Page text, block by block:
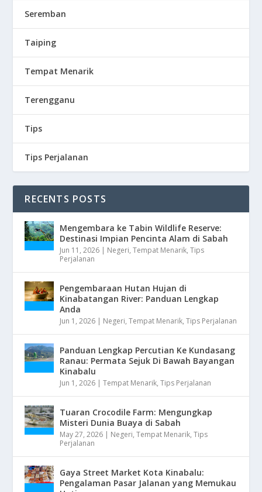
Seremban
Taiping
Tempat Menarik
Terengganu
Tips
Tips Perjalanan
RECENTS POSTS
Mengembara ke Tabin Wildlife Reserve:
Destinasi Impian Pencinta Alam di Sabah
Jun 11, 2026 | Negeri,Tempat Menarik,Tips
Perjalanan
Pengembaraan Hutan Hujan di
Kinabatangan River: Panduan Lengkap
Anda
Jun 1, 2026 | Negeri,Tempat Menarik,Tips Perjalanan
Panduan Lengkap Percutian Ke Kundasang
Ranau: Permata Sejuk Di Bawah Bayangan
Kinabalu
Jun 1, 2026 |Tempat Menarik,Tips Perjalanan
Tuaran Crocodile Farm: Mengungkap
Misteri Dunia Buaya di Sabah
May 27, 2026 | Negeri,Tempat Menarik,Tips
Perjalanan
Gaya Street Market Kota Kinabalu:
Pengalaman Pasar Jalanan yang Memukau